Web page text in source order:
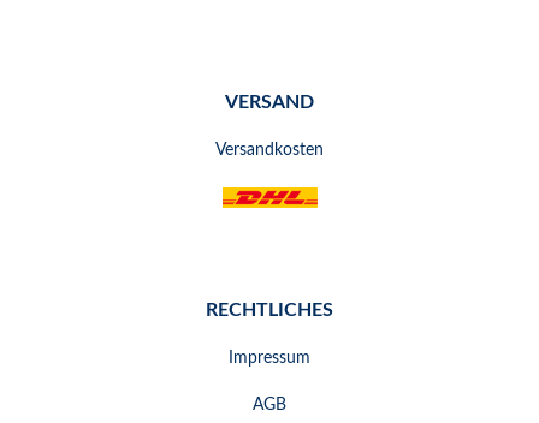
VERSAND
Versandkosten
RECHTLICHES
Impressum
AGB